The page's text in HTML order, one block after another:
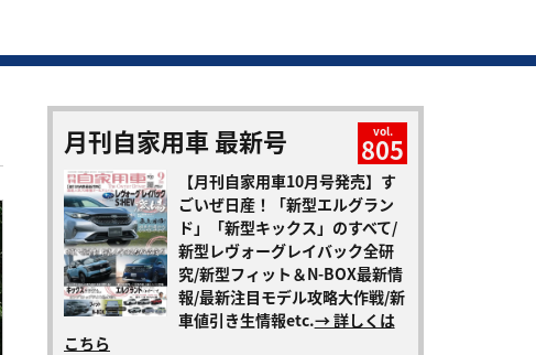
月刊自家用車 最新号 vol.
805
【月刊自家用車10月号発売】す
ごいぜ日産！「新型エルグラン
ド」「新型キックス」のすべて/
新型レヴォーグレイバック全研
究/新型フィット＆N-BOX最新情
報/最新注目モデル攻略大作戦/新
車値引き生情報etc.→ 詳しくは
こちら